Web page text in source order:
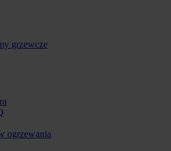
grzewcze
ogrzewania